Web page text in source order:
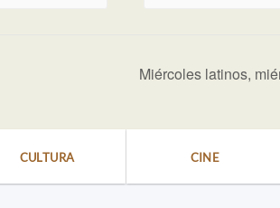
Miércoles latinos,
CULTURA CINE